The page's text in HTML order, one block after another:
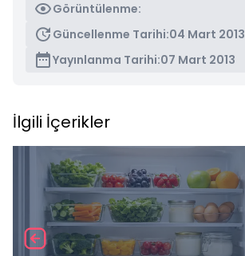
Görüntülenme:
Güncellenme Tarihi:04 Mart 2013
Yayınlanma Tarihi:07 Mart 2013
İlgili İçerikler